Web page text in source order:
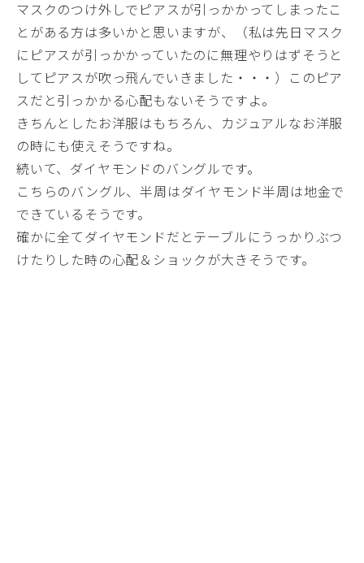
マスクのつけ外しでピアスが引っかかってしまったこ
とがある方は多いかと思いますが、（私は先日マスク
にピアスが引っかかっていたのに無理やりはずそうと
してピアスが吹っ飛んでいきました・・・）このピア
スだと引っかかる心配もないそうですよ。
きちんとしたお洋服はもちろん、カジュアルなお洋服
の時にも使えそうですね。
続いて、ダイヤモンドのバングルです。
こちらのバングル、半周はダイヤモンド半周は地金で
できているそうです。
確かに全てダイヤモンドだとテーブルにうっかりぶつ
けたりした時の心配＆ショックが大きそうです。